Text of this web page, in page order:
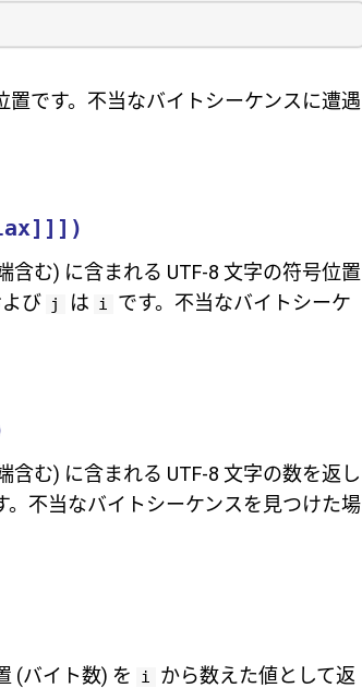
置です。不当なバイトシーケンスに遭遇
含む) に含まれる UTF-8 文字の符号位置
び j は i
です。不当なバイトシーケ
含む) に含まれる UTF-8 文字の数を返し
。不当なバイトシーケンスを見つけた場
(バイト数) を i
から数えた値として返